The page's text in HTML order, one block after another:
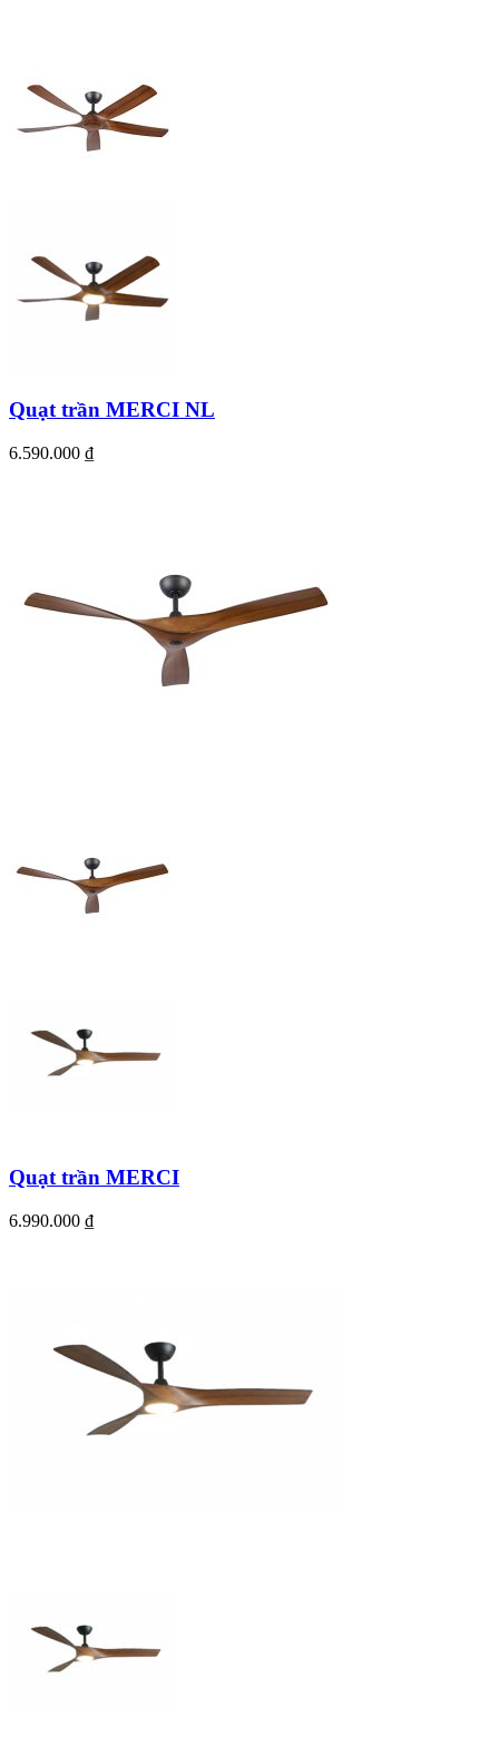
Quạt trần MERCI NL
6.590.000 ₫
Quạt trần MERCI
6.990.000 ₫